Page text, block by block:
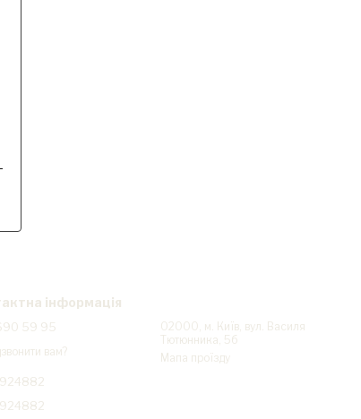
інформація
59 95
вам?
02000, м. Київ, вул. Василя
Тютюнника, 5б
Мапа проїзду